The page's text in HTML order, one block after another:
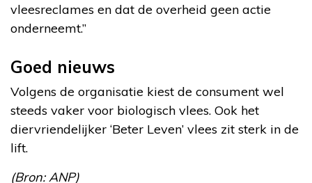
vleesreclames en dat de overheid geen actie
onderneemt.”
Goed nieuws
Volgens de organisatie kiest de consument wel
steeds vaker voor biologisch vlees. Ook het
diervriendelijker ‘Beter Leven’ vlees zit sterk in de
lift.
(Bron: ANP)